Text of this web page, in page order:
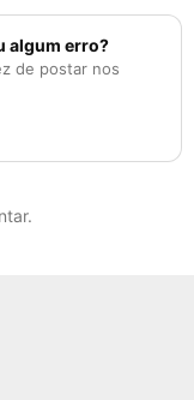
algum erro?
de postar nos